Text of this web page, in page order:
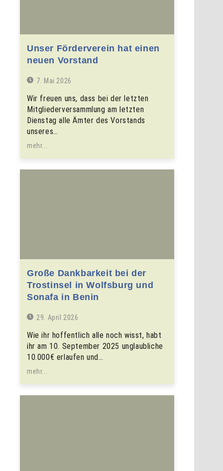
Unser Förderverein hat einen
neuen Vorstand
7. Mai 2026
Wir freuen uns, dass bei der letzten
Mitgliederversammlung am letzten
Dienstag alle Ämter des Vorstands
unseres…
mehr...
Große Dankbarkeit bei der
Trostinsel in Wolfsburg und
Sonafa in Benin
29. April 2026
Wie ihr hoffentlich alle noch wisst, habt
ihr am 10. September 2025 unglaubliche
10.000€ erlaufen und…
mehr...